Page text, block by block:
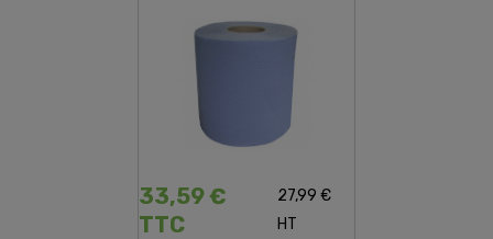
33,59 €
TTC
27,99 €
HT